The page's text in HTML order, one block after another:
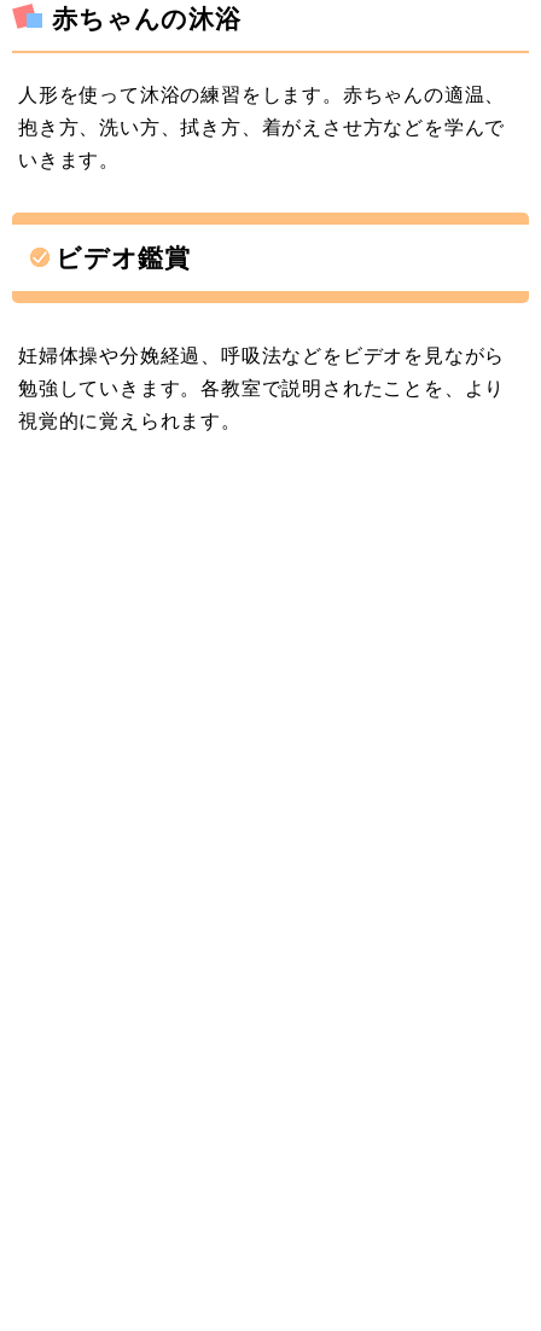
赤ちゃんの沐浴
人形を使って沐浴の練習をします。赤ちゃんの適温、
抱き方、洗い方、拭き方、着がえさせ方などを学んで
いきます。
ビデオ鑑賞
妊婦体操や分娩経過、呼吸法などをビデオを見ながら
勉強していきます。各教室で説明されたことを、より
視覚的に覚えられます。